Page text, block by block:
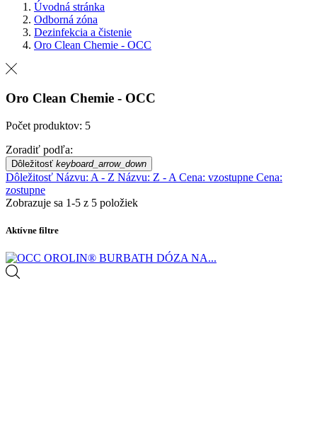
Úvodná stránka
Odborná zóna
Dezinfekcia a čistenie
Oro Clean Chemie - OCC
Oro Clean Chemie - OCC
Počet produktov: 5
Zoradiť podľa:
Dôležitosť keyboard_arrow_down
Dôležitosť Názvu: A - Z Názvu: Z - A Cena: vzostupne Cena:
zostupne
Zobrazuje sa 1-5 z 5 položiek
Aktívne filtre